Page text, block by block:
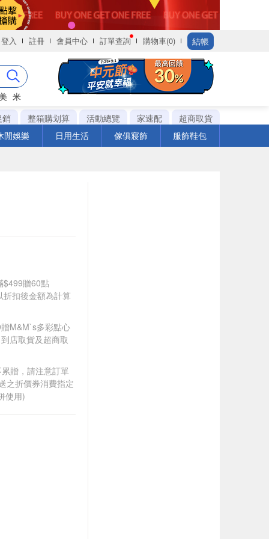
登入 註冊 會員中心 訂單查詢 購物車(0) 結帳
米
銷
整箱購划算 活動總覽 家速配
超商取貨
閒娛樂
日用生活 傢俱寢飾 服飾鞋包
$499贈60點
扣後金額為計算
M&M`s多彩點心
店取貨及超商取
贈，請注意訂單
之折價券消費指定
使用)